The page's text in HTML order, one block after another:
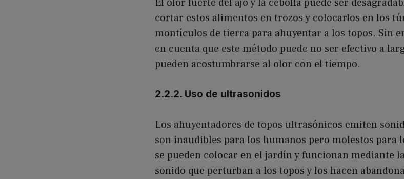
cortar estos alimentos en trozos y colocarlos en los
montículos de tierra para ahuyentar a los topos. Sin
en cuenta que este método puede no ser efectivo a
pueden acostumbrarse al olor con el tiempo.
2.2.2. Uso de ultrasonidos
Los ahuyentadores de topos ultrasónicos emiten
son inaudibles para los humanos pero molestos para
se pueden colocar en el jardín y funcionan mediante
sonido que perturban a los topos y los hacen